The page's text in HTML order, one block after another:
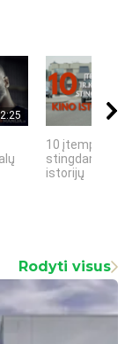
10 įtemptų,
stingdančių
istorijų
Rodyti visus